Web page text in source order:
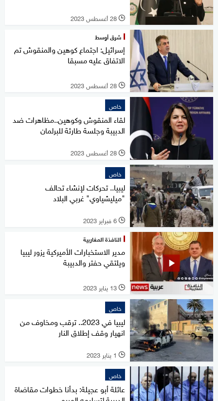
l 28 أغسطس 2023
شرق أوسط
إسرائيل: اجتماع كوهين والمنقوش تم
الاتفاق عليه مسبقا
l 28 أغسطس 2023
خاص
لقاء المنقوش وكوهين..مظاهرات ضد
الدبيبة وجلسة طارئة للبرلمان
l 28 أغسطس 2023
خاص
ليبيا.. تحركات لإنشاء تحالف
"ميليشياوي" غربي البلاد
l 6 فبراير 2023
النافذة المغاربية
مدير الاستخبارات الأميركية يزور ليبيا
ويلتقي حفتر والدبيبة
l 13 يناير 2023
خاص
ليبيا في 2023.. ترقب ومخاوف من
انهيار وقف إطلاق النار
l 1 يناير 2023
خاص
عائلة أبو عجيلة: بدأنا خطوات مقاضاة